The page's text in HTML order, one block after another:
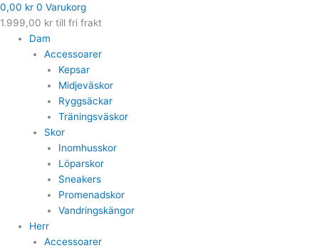
0,00 kr 0 Varukorg
1.999,00 kr till fri frakt
Dam
Accessoarer
Kepsar
Midjeväskor
Ryggsäckar
Träningsväskor
Skor
Inomhusskor
Löparskor
Sneakers
Promenadskor
Vandringskängor
Herr
Accessoarer